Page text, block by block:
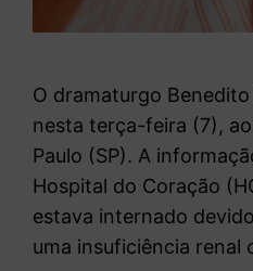
O dramaturgo
nesta terça-feira (7),
Paulo (SP). A
Hospital do Coração
estava internado
uma insuficiência renal